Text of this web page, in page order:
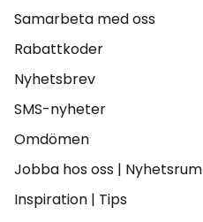
Samarbeta med oss
Rabattkoder
Nyhetsbrev
SMS-nyheter
Omdömen
Jobba hos oss | Nyhetsrum
Inspiration | Tips